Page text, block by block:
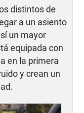
distintos de
a un asiento
un mayor
equipada con
en la primera
y crean un